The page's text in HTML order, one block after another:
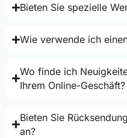
Bieten Sie spezielle
Wie verwende ich
Wo finde ich
Ihrem Online-Geschäft?
Bieten Sie
an?